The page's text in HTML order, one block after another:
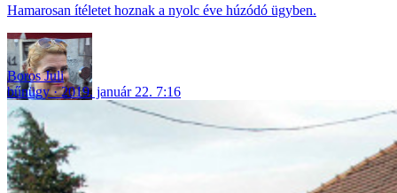
Hamarosan ítéletet hoznak a nyolc éve húzódó ügyben.
Boros Juli
bűnügy
2019. január 22. 7:16